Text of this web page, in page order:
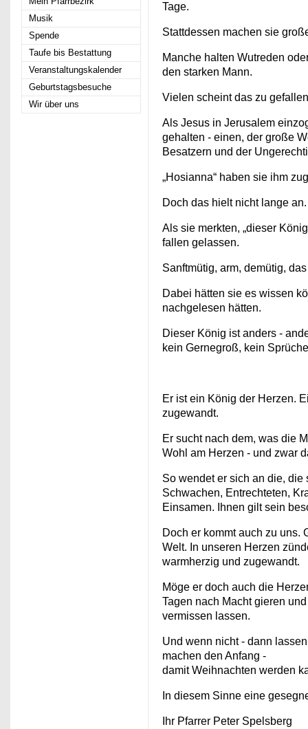
Musik
Spende
Taufe bis Bestattung
Veranstaltungskalender
Geburtstagsbesuche
Wir über uns
Tage.
Stattdessen machen sie
Manche halten Wutreden
den starken Mann.
Vielen scheint das zu
Als Jesus in Jerusalem
gehalten - einen, der große
Besatzern und der
„Hosianna“ haben sie ihm
Doch das hielt nicht lange an.
Als sie merkten, „dieser
fallen gelassen.
Sanftmütig, arm, demütig,
Dabei hätten sie es wissen
nachgelesen hätten.
Dieser König ist anders -
kein Gernegroß, kein
Er ist ein König der Herzen.
zugewandt.
Er sucht nach dem, was die
Wohl am Herzen - und zwar
So wendet er sich an die,
Schwachen, Entrechteten,
Einsamen. Ihnen gilt sein
Doch er kommt auch zu uns.
Welt. In unseren Herzen
warmherzig und zugewandt.
Möge er doch auch die
Tagen nach Macht gieren
vermissen lassen.
Und wenn nicht - dann
machen den Anfang -
damit Weihnachten werden
In diesem Sinne eine
Ihr Pfarrer Peter Spelsberg